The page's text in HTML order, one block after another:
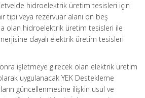
hidroelektrik üretim tesisleri için
tipi veya rezervuar alanı on beş
olan hidroelektrik üretim tesisleri ile
dayalı elektrik üretim tesisleri
işletmeye girecek olan elektrik üretim
uygulanacak YEK Destekleme
güncellenmesine ilişkin usul ve